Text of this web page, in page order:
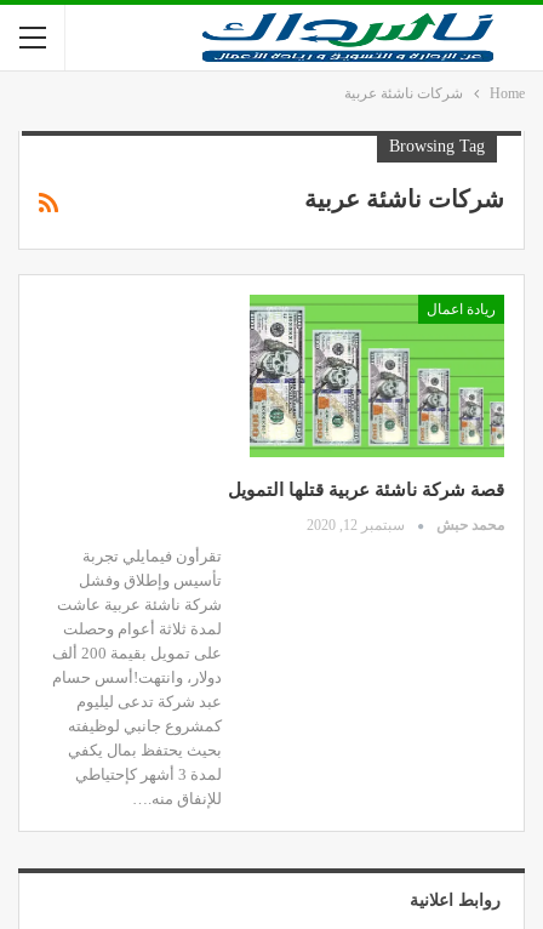
Home شركات ناشئة عربية
Browsing Tag
شركات ناشئة عربية
ريادة اعمال
قصة شركة ناشئة عربية قتلها التمويل
محمد حبش سبتمبر 12, 2020
تقرأون فيمايلي تجربة
تأسيس وإطلاق وفشل
شركة ناشئة عربية عاشت
لمدة ثلاثة أعوام وحصلت
على تمويل بقيمة 200 ألف
دولار، وانتهت!أسس حسام
عبد شركة تدعى ليليوم
كمشروع جانبي لوظيفته
بحيث يحتفظ بمال يكفي
لمدة 3 أشهر كإحتياطي
للإنفاق منه.…
روابط اعلانية